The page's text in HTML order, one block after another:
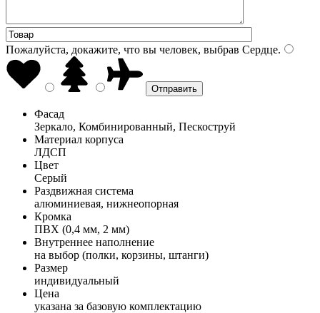
Пожалуйста, докажите, что вы человек, выбрав Сердце.
Фасад
Зеркало, Комбинированный, Пескоструй
Материал корпуса
ЛДСП
Цвет
Серый
Раздвижная система
алюминиевая, нижнеопорная
Кромка
ПВХ (0,4 мм, 2 мм)
Внутреннее наполнение
на выбор (полки, корзины, штанги)
Размер
индивидуальный
Цена
указана за базовую комплектацию